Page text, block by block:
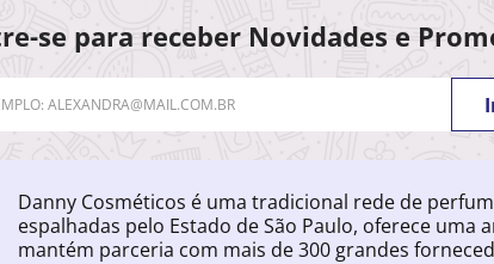
se para receber Novidades e
Danny Cosméticos é uma tradicional rede de
espalhadas pelo Estado de São Paulo, oferece
mantém parceria com mais de 300 grandes